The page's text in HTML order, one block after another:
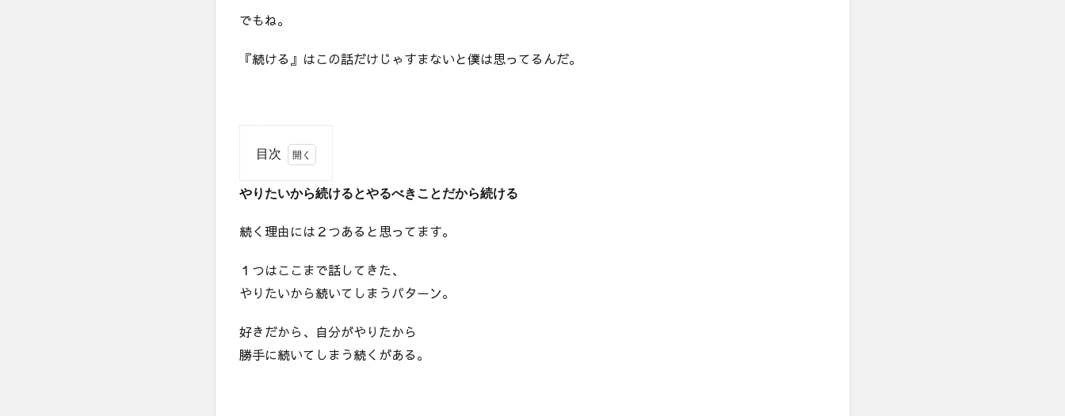
でもね。
『続ける』はこの話だけじゃすまないと僕は思ってるんだ。
目次
や
た
ら
続
る
や
やりたいから続けるとやるべきことだから続ける
続く理由には２つあると思ってます。
１つはここまで話してきた、
やりたいから続いてしまうパターン。
好きだから、自分がやりたから
勝手に続いてしまう続くがある。